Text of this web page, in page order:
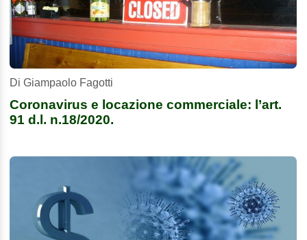
Di Giampaolo Fagotti
Coronavirus e locazione commerciale: l’art.
91 d.l. n.18/2020.